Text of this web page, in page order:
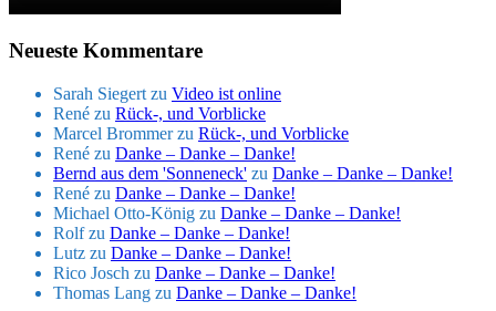
Neueste Kommentare
Sarah Siegert zu Video ist online
René zu Rück-, und Vorblicke
Marcel Brommerzu Rück-, und Vorblicke
René zu Danke – Danke – Danke!
Bernd aus dem 'Sonneneck' zu Danke – Danke – Danke!
René zu Danke – Danke – Danke!
Michael Otto-König zu Danke – Danke – Danke!
Rolfzu Danke – Danke – Danke!
Lutz zu Danke – Danke – Danke!
Rico Josch zu Danke – Danke – Danke!
Thomas Lang zu Danke – Danke – Danke!